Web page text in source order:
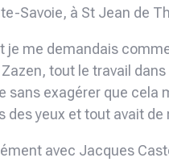
Savoie, à St Jean de
je me demandais
tout le travail dans
sans exagérer que cela
yeux et tout avait de
avec Jacques